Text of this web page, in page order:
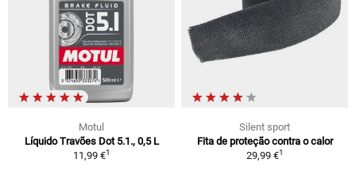
Motul
Líquido Travões Dot 5.1., 0,5 L
11,99 €1
Silent sport
Fita de proteção contra o calor
29,99 €1